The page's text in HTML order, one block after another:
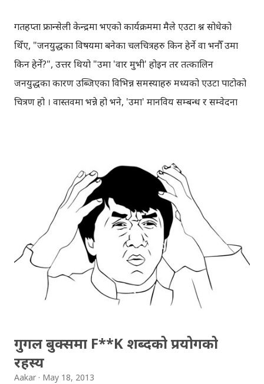
गतहप्ता फ्रान्सेली केन्द्रमा भएको कार्यक्रममा मैले एउटा प्रश्न सोधेको
थिँए, "जनयुद्धका विषयमा बनेका चलचित्रहरु किन हेर्ने वा भनौँ उमा
किन हेर्ने?", उत्तर थियो "उमा 'वार मुभी' होइन तर तत्कालिन
जनयुद्धका कारण उब्जिएका विभिन्न समस्याहरु मध्यको एउटा पाटोको
चित्रण हो । वास्तवमा भन्ने हो भने, 'उमा' मानविय सम्बन्ध र सम्वेदना
प्लस टुको पढाइ पछि काठमाडौँ गएर नर्सिङ पढ्ने चाहना छ, अनि
आमा (मिथिला शर्मा) बिरामी छिन्। गाउँमा सुनिल सर (प्रकाश घिमिरे)
छन्, उनी क्रान्तिका कुरा गर्छन्, सामाजिक विभेदका विरुद्ध आवाज
उठाउन प्रेरित गर्छन्, साहित्यका माध्यमबाट राजनैतिक चेत युवाहरूमा
बाँड्ने कोशिस गर्छन् । सुनिल सरको अभियानमा सहभागी हुन, दिल्लीमा
इन्जिनियरिङ पढिरहेका सुनिल सरका पुराना विद्यार्थी अनिल (प्रविण
खतिवडा), सुनिल सरकै गाउँमा आउँछन् । सुनिल सर माओवादी भएको
गुगल बुक्समा F**K शब्दको प्रयोगको
रहस्य
Aakar May 18, 2013